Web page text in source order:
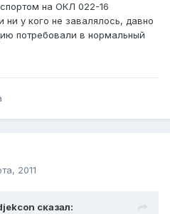
на ОКЛ 022-16
ни у кого не завалялось, давно
потребовали в нормальный
2011
сказал: